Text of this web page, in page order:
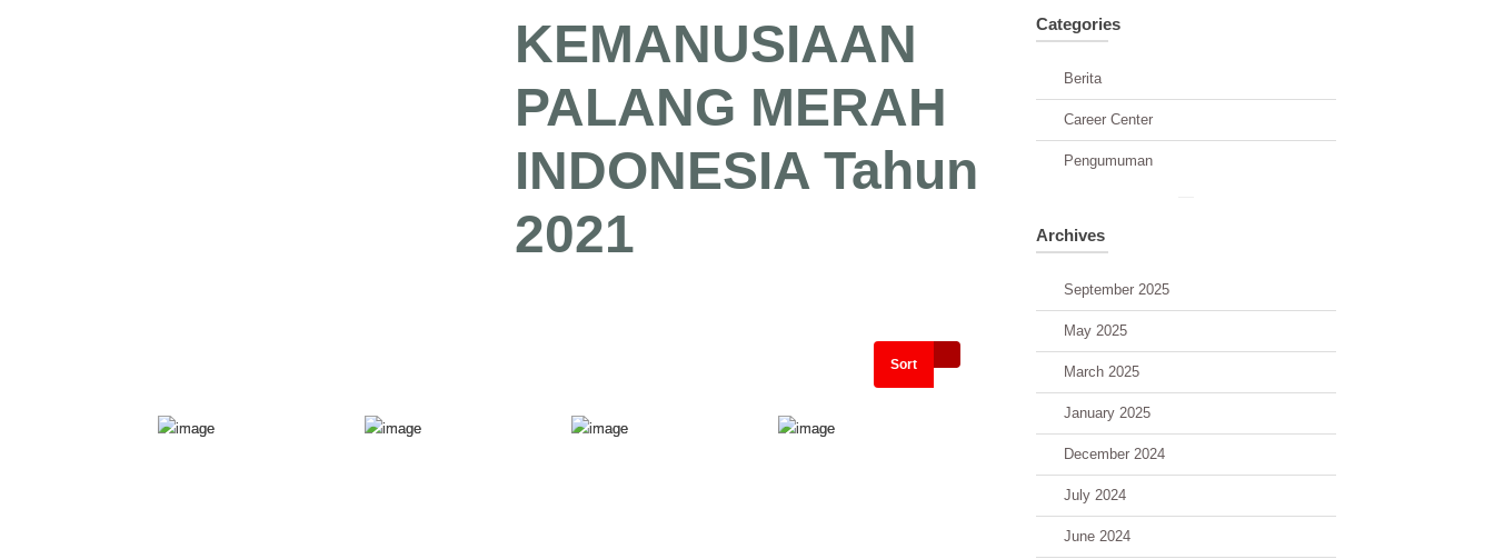
KEMANUSIAAN
PALANG MERAH
INDONESIA Tahun
2021
Sort
Categories
Berita
Career Center
Pengumuman
Archives
September 2025
May 2025
March 2025
January 2025
December 2024
July 2024
June 2024